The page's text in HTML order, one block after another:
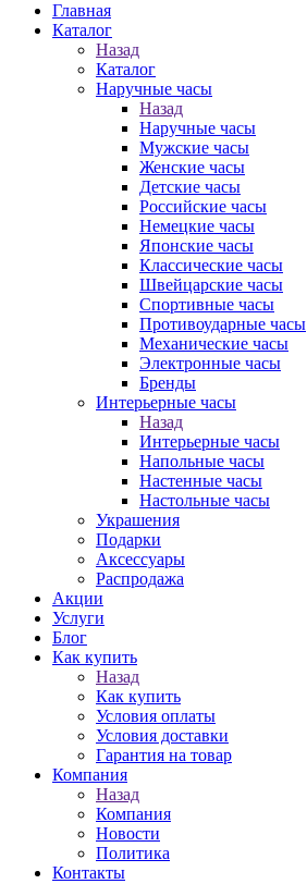
Главная
Каталог
Назад
Каталог
Наручные часы
Назад
Наручные часы
Мужские часы
Женские часы
Детские часы
Российские часы
Немецкие часы
Японские часы
Классические часы
Швейцарские часы
Спортивные часы
Противоударные часы
Механические часы
Электронные часы
Бренды
Интерьерные часы
Назад
Интерьерные часы
Напольные часы
Настенные часы
Настольные часы
Украшения
Подарки
Аксессуары
Распродажа
Акции
Услуги
Блог
Как купить
Назад
Как купить
Условия оплаты
Условия доставки
Гарантия на товар
Компания
Назад
Компания
Новости
Политика
Контакты